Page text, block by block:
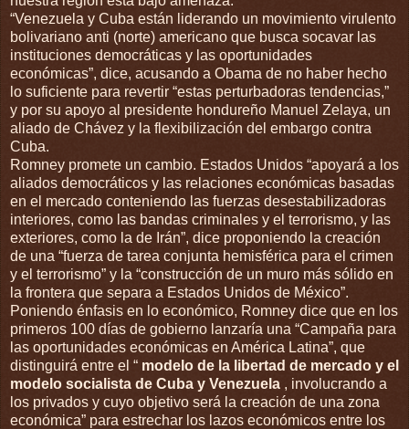
“Venezuela y Cuba están liderando un movimiento virulento
bolivariano anti (norte) americano que busca socavar las
instituciones democráticas y las oportunidades
económicas”, dice, acusando a Obama de no haber hecho
lo suficiente para revertir “estas perturbadoras tendencias,”
y por su apoyo al presidente hondureño Manuel Zelaya, un
aliado de Chávez y la flexibilización del embargo contra
Cuba.
Romney promete un cambio. Estados Unidos “apoyará a los
aliados democráticos y las relaciones económicas basadas
en el mercado conteniendo las fuerzas desestabilizadoras
interiores, como las bandas criminales y el terrorismo, y las
exteriores, como la de Irán”, dice proponiendo la creación
de una “fuerza de tarea conjunta hemisférica para el crimen
y el terrorismo” y la “construcción de un muro más sólido en
la frontera que separa a Estados Unidos de México”.
Poniendo énfasis en lo económico, Romney dice que en los
primeros 100 días de gobierno lanzaría una “Campaña para
las oportunidades económicas en América Latina”, que
distinguirá entre el “ modelo de la libertad de mercado y el
modelo socialista de Cuba y Venezuela , involucrando a
los privados y cuyo objetivo será la creación de una zona
económica” para estrechar los lazos económicos entre los